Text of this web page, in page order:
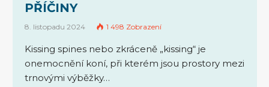
PŘÍČINY
8. listopadu 2024 1 498 Zobrazení
Kissing spines nebo zkráceně „kissing“ je
onemocnění koní, při kterém jsou prostory mezi
trnovými výběžky…